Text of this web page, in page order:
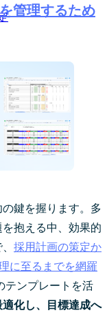
管理するため
鍵を握ります。多
抱える中、効果的
採用計画の策定か
に至るまでを網羅
テンプレートを活
化し、目標達成へ